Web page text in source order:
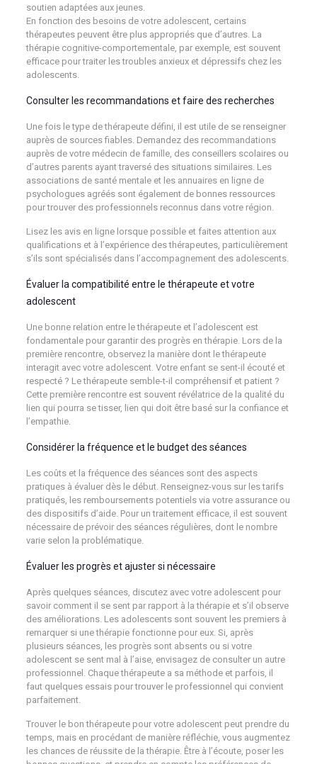
soutien adaptées aux jeunes.
En fonction des besoins de votre adolescent, certains
thérapeutes peuvent être plus appropriés que d’autres. La
thérapie cognitive-comportementale, par exemple, est souvent
efficace pour traiter les troubles anxieux et dépressifs chez les
adolescents.
Consulter les recommandations et faire des recherches
Une fois le type de thérapeute défini, il est utile de se renseigner
auprès de sources fiables. Demandez des recommandations
auprès de votre médecin de famille, des conseillers scolaires ou
d’autres parents ayant traversé des situations similaires. Les
associations de santé mentale et les annuaires en ligne de
psychologues agréés sont également de bonnes ressources
pour trouver des professionnels reconnus dans votre région.
Lisez les avis en ligne lorsque possible et faites attention aux
qualifications et à l’expérience des thérapeutes, particulièrement
s’ils sont spécialisés dans l’accompagnement des adolescents.
Évaluer la compatibilité entre le thérapeute et votre
adolescent
Une bonne relation entre le thérapeute et l’adolescent est
fondamentale pour garantir des progrès en thérapie. Lors de la
première rencontre, observez la manière dont le thérapeute
interagit avec votre adolescent. Votre enfant se sent-il écouté et
respecté ? Le thérapeute semble-t-il compréhensif et patient ?
Cette première rencontre est souvent révélatrice de la qualité du
lien qui pourra se tisser, lien qui doit être basé sur la confiance et
l’empathie.
Considérer la fréquence et le budget des séances
Les coûts et la fréquence des séances sont des aspects
pratiques à évaluer dès le début. Renseignez-vous sur les tarifs
pratiqués, les remboursements potentiels via votre assurance ou
des dispositifs d’aide. Pour un traitement efficace, il est souvent
nécessaire de prévoir des séances régulières, dont le nombre
varie selon la problématique.
Évaluer les progrès et ajuster si nécessaire
Après quelques séances, discutez avec votre adolescent pour
savoir comment il se sent par rapport à la thérapie et s’il observe
des améliorations. Les adolescents sont souvent les premiers à
remarquer si une thérapie fonctionne pour eux. Si, après
plusieurs séances, les progrès sont absents ou si votre
adolescent se sent mal à l’aise, envisagez de consulter un autre
professionnel. Chaque thérapeute a sa méthode et parfois, il
faut quelques essais pour trouver le professionnel qui convient
parfaitement.
Trouver le bon thérapeute pour votre adolescent peut prendre du
temps, mais en procédant de manière réfléchie, vous augmentez
les chances de réussite de la thérapie. Être à l’écoute, poser les